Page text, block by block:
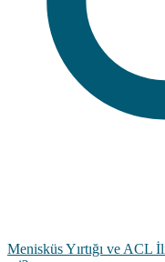
Menisküs Yırtığı ve ACL